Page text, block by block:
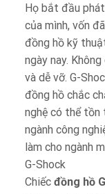
Họ bắt đầu
của mình, vốn
đồng hồ kỹ
ngày nay.
và dễ vỡ. G-
đồng hồ chắc
nghệ có thể tồn
ngành công
làm cho ngành
G-Shock
Chiếc đồng hồ